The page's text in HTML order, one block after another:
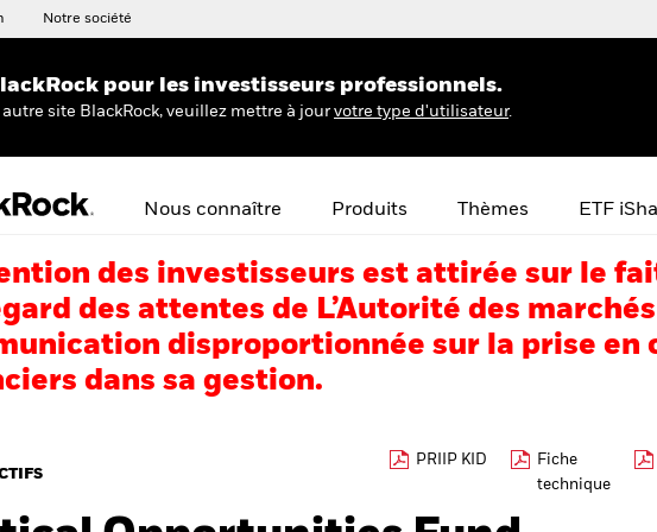
Notre société
pour les investisseurs professionnels.
site BlackRock, veuillez mettre à jour votre type d'utilisateur.
Nous connaître Produits Thèmes ETF
des investisseurs est attirée sur le
des attentes de L’Autorité des
disproportionnée sur la prise en
dans sa gestion.
PRIIP KID
Fiche
technique